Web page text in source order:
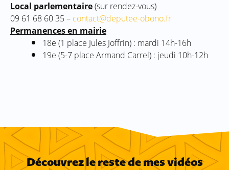
Local parlementaire(sur rendez-vous)
09 61 68 60 35 – contact@deputee-obono.fr
Permanences en mairie
18e (1 place Jules Joffrin) : mardi 14h-16h
19e (5-7 place Armand Carrel) : jeudi 10h-12h
Découvrez le reste de mes vidéos